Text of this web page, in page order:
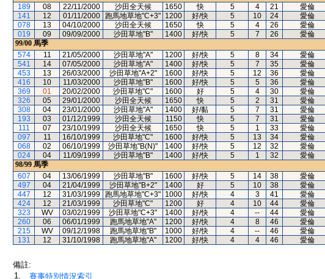
189
08 22/11/2000 沙田全天候 1650 快 5 4 21 愛倫
141
12 01/11/2000 跑馬地草地"C+3" 1200 好/快 5 10 24 愛倫
078
13 04/10/2000 沙田全天候 1650 快 5 4 26 愛倫
019
09 09/09/2000 沙田草地"B" 1400 好/快 5 7 26 愛倫
99/00 馬季
574
11 21/05/2000 沙田草地"A" 1200 好/快 5 8 34 愛倫
541
14 07/05/2000 沙田草地"A" 1400 好/快 5 7 35 愛倫
453
13 26/03/2000 沙田草地"A+2" 1600 好/快 5 12 36 愛倫
416
10 11/03/2000 沙田草地"B" 1600 好/快 5 5 36 愛倫
369
01 20/02/2000 沙田草地"C" 1600 好 5 4 30 愛倫
326
05 29/01/2000 沙田全天候 1650 快 5 2 31 愛倫
308
04 23/01/2000 沙田草地"A" 1400 好/黏 5 7 31 愛倫
193
03 01/12/1999 沙田全天候 1150 快 5 7 31 愛倫
111
07 23/10/1999 沙田全天候 1650 快 5 1 33 愛倫
097
11 16/10/1999 沙田草地"C" 1600 好/快 5 13 34 愛倫
068
02 06/10/1999 沙田草地"B(N)" 1400 好/快 5 12 32 愛倫
024
04 11/09/1999 沙田草地"B" 1400 好/快 5 1 32 愛倫
98/99 馬季
607
04 13/06/1999 沙田草地"B" 1600 好/快 5 14 38 愛倫
497
04 21/04/1999 沙田草地"B+2" 1400 好 5 10 38 愛倫
447
12 31/03/1999 跑馬地草地"C+3" 1000 好/快 4 3 41 愛倫
424
12 21/03/1999 沙田草地"C" 1200 好 4 10 44 愛倫
323
WV 03/02/1999 沙田草地"C+3" 1400 好/快 4 -- 44 愛倫
260
06 06/01/1999 跑馬地草地"A" 1200 好/快 4 8 46 愛倫
215
WV 09/12/1998 跑馬地草地"B" 1000 好/快 4 -- 46 愛倫
131
12 31/10/1998 跑馬地草地"A" 1200 好/快 4 4 46 愛倫
備註:
1.
賽事特別情況索引